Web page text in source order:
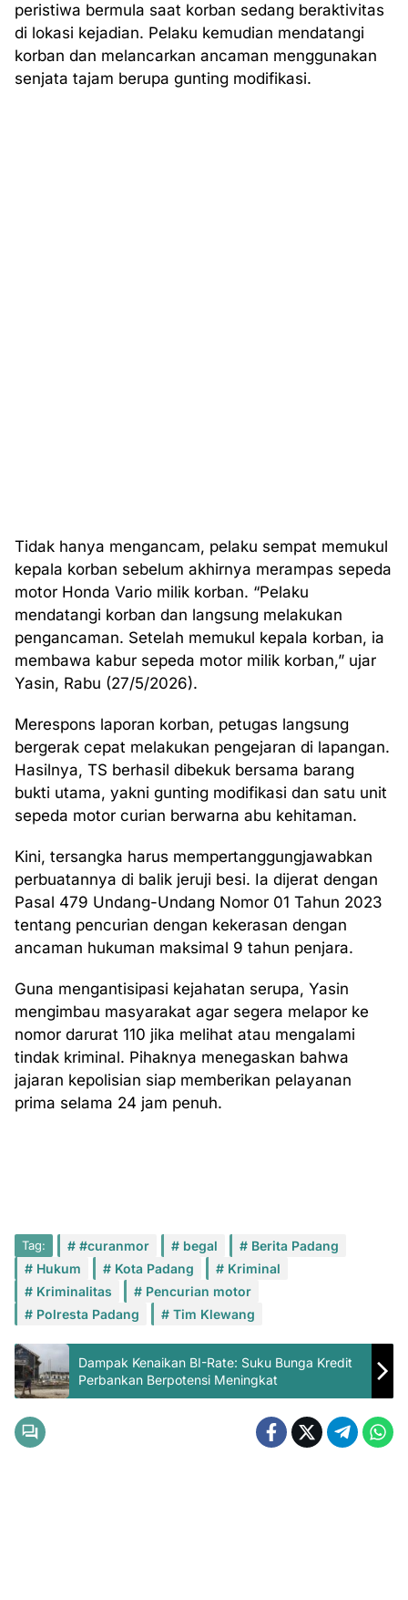
peristiwa bermula saat korban sedang beraktivitas
di lokasi kejadian. Pelaku kemudian mendatangi
korban dan melancarkan ancaman menggunakan
senjata tajam berupa gunting modifikasi.
Tidak hanya mengancam, pelaku sempat memukul
kepala korban sebelum akhirnya merampas sepeda
motor Honda Vario milik korban. “Pelaku
mendatangi korban dan langsung melakukan
pengancaman. Setelah memukul kepala korban, ia
membawa kabur sepeda motor milik korban,” ujar
Yasin, Rabu (27/5/2026).
Merespons laporan korban, petugas langsung
bergerak cepat melakukan pengejaran di lapangan.
Hasilnya, TS berhasil dibekuk bersama barang
bukti utama, yakni gunting modifikasi dan satu unit
sepeda motor curian berwarna abu kehitaman.
Kini, tersangka harus mempertanggungjawabkan
perbuatannya di balik jeruji besi. Ia dijerat dengan
Pasal 479 Undang-Undang Nomor 01 Tahun 2023
tentang pencurian dengan kekerasan dengan
ancaman hukuman maksimal 9 tahun penjara.
Guna mengantisipasi kejahatan serupa, Yasin
mengimbau masyarakat agar segera melapor ke
nomor darurat 110 jika melihat atau mengalami
tindak kriminal. Pihaknya menegaskan bahwa
jajaran kepolisian siap memberikan pelayanan
prima selama 24 jam penuh.
Tag: #curanmor begal
Berita Padang
Hukum
Kota Padang
Kriminal
Kriminalitas
Pencurian motor
Polresta Padang
Tim Klewang
Dampak Kenaikan BI-Rate: Suku Bunga Kredit
Perbankan Berpotensi Meningkat